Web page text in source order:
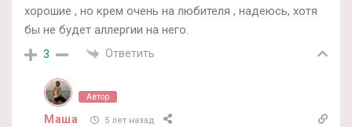
хорошие , но крем очень на любителя , надеюсь, хотя
бы не будет аллергии на него.
3 Ответить
Автор
Маша 5 лет назад